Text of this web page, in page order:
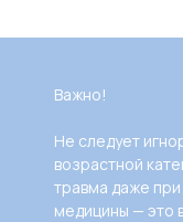
Важно!
Не следует
возрастной
травма даже
медицины — это